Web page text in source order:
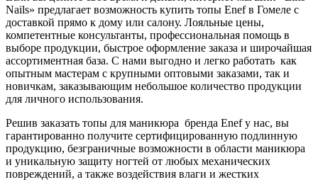
Nails» предлагает возможность купить топы Enef в Гомеле с
доставкой прямо к дому или салону. Лояльные цены,
компетентные консультанты, профессиональная помощь в
выборе продукции, быстрое оформление заказа и широчайшая
ассортиментная база. С нами выгодно и легко работать как
опытным мастерам с крупными оптовыми заказами, так и
новичкам, заказывающим небольшое количество продукции
для личного использования.
Решив заказать топы для маникюра бренда Enef у нас, вы
гарантированно получите сертифицированную подлинную
продукцию, безграничные возможности в области маникюра
и уникальную защиту ногтей от любых механических
повреждений, а также воздействия влаги и жестких